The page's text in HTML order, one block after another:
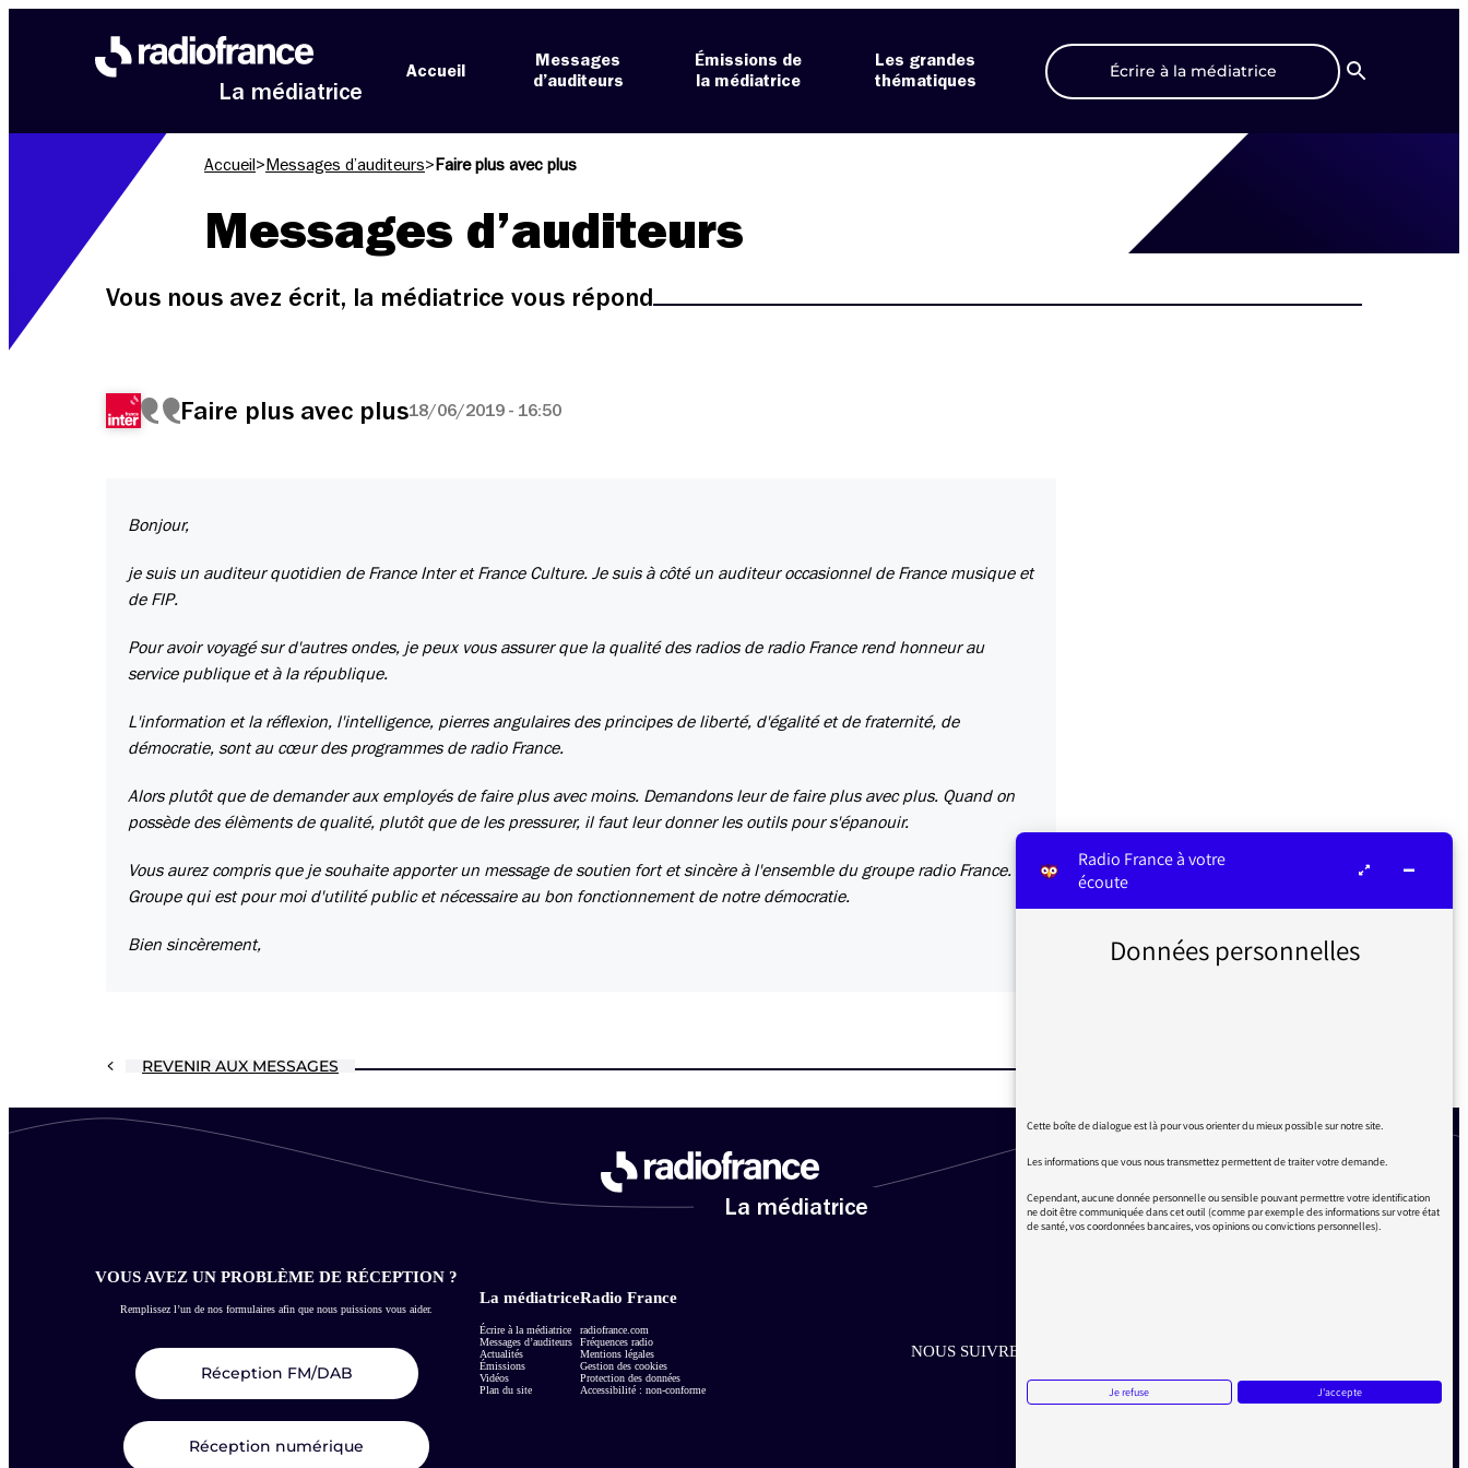
La médiatrice
Accueil
Messages
d’auditeurs
Émissions de
la médiatrice
Les grandes
thématiques
Écrire à la médiatrice
Recherche
Accueil > Messages d’auditeurs> Faire plus avec plus
Messages d’auditeurs
Vous nous avez écrit, la médiatrice vous répond
Faire plus avec plus18/06/2019 - 16:50
Bonjour,
je suis un auditeur quotidien de France Inter et France Culture. Je suis à côté un auditeur occasionnel de France musique et
de FIP.
Pour avoir voyagé sur d'autres ondes, je peux vous assurer que la qualité des radios de radio France rend honneur au
service publique et à la république.
L'information et la réflexion, l'intelligence, pierres angulaires des principes de liberté, d'égalité et de fraternité, de
démocratie, sont au cœur des programmes de radio France.
Alors plutôt que de demander aux employés de faire plus avec moins. Demandons leur de faire plus avec plus. Quand on
possède des élèments de qualité, plutôt que de les pressurer, il faut leur donner les outils pour s'épanouir.
Vous aurez compris que je souhaite apporter un message de soutien fort et sincère à l'ensemble du groupe radio France.
Groupe qui est pour moi d'utilité public et nécessaire au bon fonctionnement de notre démocratie.
Bien sincèrement,
REVENIR AUX MESSAGES
La médiatrice
VOUS AVEZ UN PROBLÈME DE RÉCEPTION ?
Remplissez l’un de nos formulaires afin que nous puissions vous aider.
Réception FM/DAB
Réception numérique
La médiatrice
Écrire à la médiatrice
Messages d’auditeurs
Actualités
Émissions
Vidéos
Plan du site
Radio France
radiofrance.com
Fréquences radio
Mentions légales
Gestion des cookies
Protection des données
Accessibilité : non-conforme
NOUS SUIVRE SUR LES RÉSEAUX
Aller sur la page Facebook de la Médiatrice
Aller sur la page Twitter de la Médiatrice
Aller sur la page Instagram de la Médiatrice
Radio France à votre
écoute
Données personnelles
Cette boîte de dialogue est là pour vous orienter du mieux possible sur notre site.
Les informations que vous nous transmettez permettent de traiter votre demande.
Cependant, aucune donnée personnelle ou sensible pouvant permettre votre identification
ne doit être communiquée dans cet outil (comme par exemple des informations sur votre état
de santé, vos coordonnées bancaires, vos opinions ou convictions personnelles).
Je refuse J'accepte